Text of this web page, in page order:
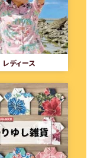
レディース